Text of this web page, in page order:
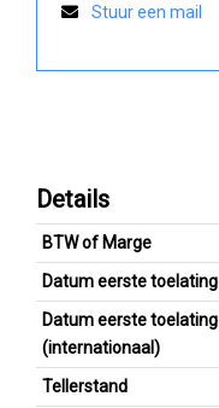
Details
BTW of Marge
Datum eerste toelating
Datum eerste toelating
(internationaal)
Tellerstand
Stuur een mail